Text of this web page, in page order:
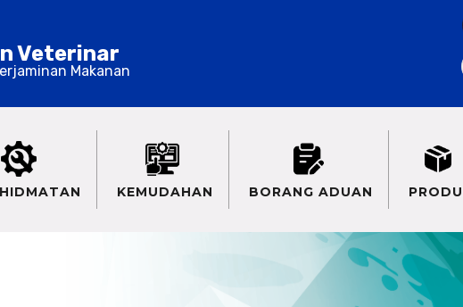
Veterinar
Makanan
KEMUDAHAN BORANG ADUAN